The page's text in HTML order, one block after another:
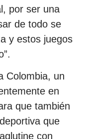
por ser una
de todo se
y estos juegos
Colombia, un
en
que también
que
con